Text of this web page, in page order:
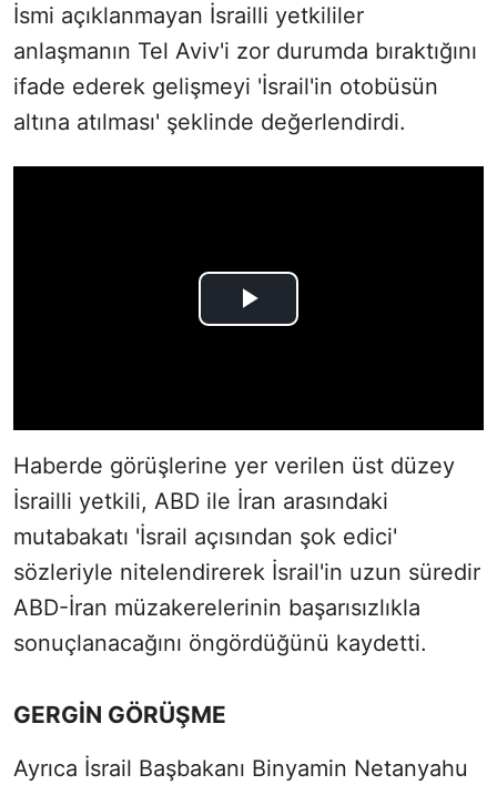
İsmi açıklanmayan İsrailli yetkililer
anlaşmanın Tel Aviv'i zor durumda bıraktığını
ifade ederek gelişmeyi 'İsrail'in otobüsün
altına atılması' şeklinde değerlendirdi.
Haberde görüşlerine yer verilen üst düzey
İsrailli yetkili, ABD ile İran arasındaki
mutabakatı 'İsrail açısından şok edici'
sözleriyle nitelendirerek İsrail'in uzun süredir
ABD-İran müzakerelerinin başarısızlıkla
sonuçlanacağını öngördüğünü kaydetti.
GERGİN GÖRÜŞME
Ayrıca İsrail Başbakanı Binyamin Netanyahu